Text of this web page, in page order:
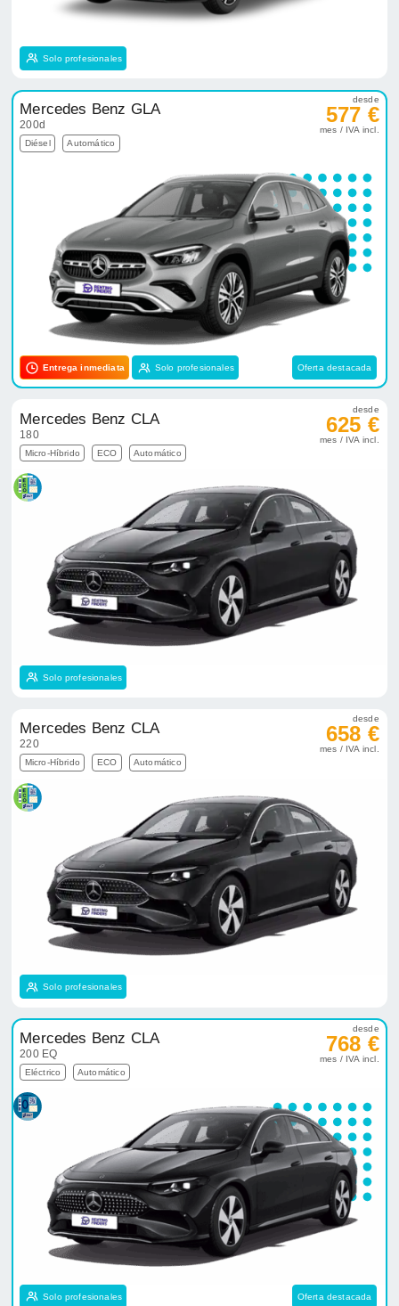
Solo profesionales
Mercedes Benz GLA
200d
Diésel Automático
desde
577 €
mes / IVA incl.
Entrega inmediata Solo profesionales Oferta destacada
Mercedes Benz CLA
180
Micro-Híbrido ECO Automático
desde
625 €
mes / IVA incl.
Solo profesionales
Mercedes Benz CLA
220
Micro-Híbrido ECO Automático
desde
658 €
mes / IVA incl.
Solo profesionales
Mercedes Benz CLA
200 EQ
Eléctrico Automático
desde
768 €
mes / IVA incl.
Solo profesionales Oferta destacada